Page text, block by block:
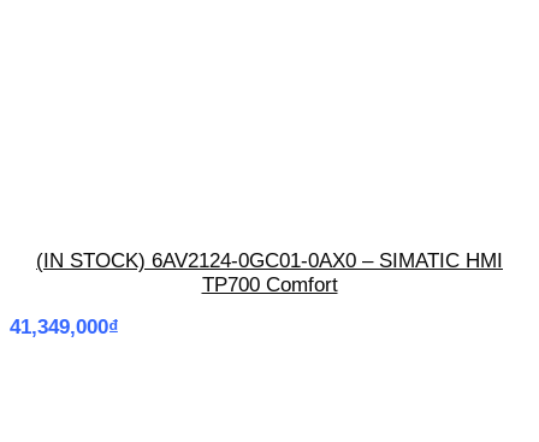
(IN STOCK) 6AV2124-0GC01-0AX0 – SIMATIC HMI
TP700 Comfort
41,349,000₫